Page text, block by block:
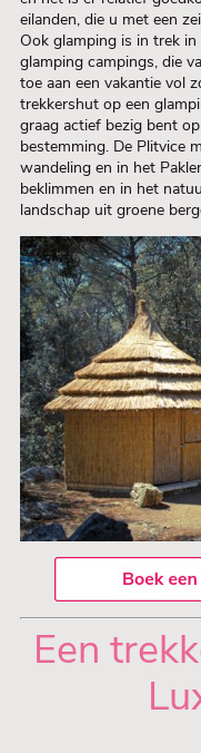
eilanden, die u met een
Ook glamping is in trek in
glamping campings, die
toe aan een vakantie vol
trekkershut op een
graag actief bezig bent
bestemming. De Plitvice
wandeling en in het
beklimmen en in het
landschap uit groene
Een